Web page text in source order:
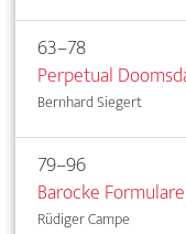
63–78
Perpetual
Bernhard Siegert
79–96
Barocke Formulare
Rüdiger Campe